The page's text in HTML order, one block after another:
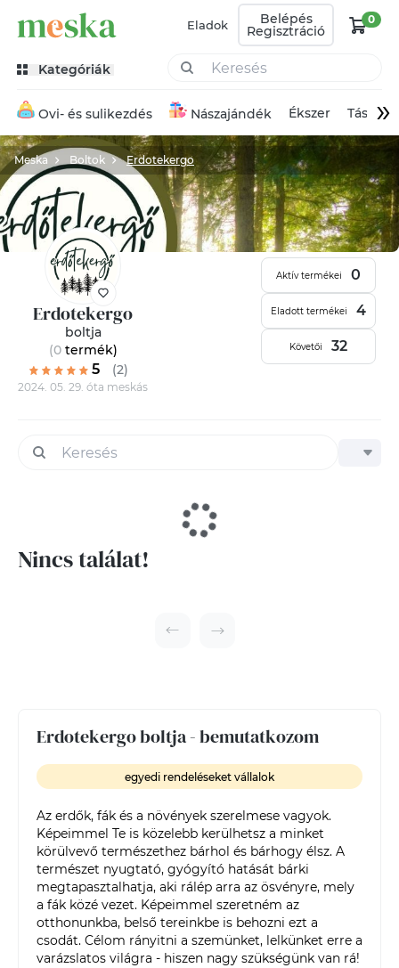
Eladok Belépés
Regisztráció
0
Kategóriák
Ovi- és sulikezdés Nászajándék Ékszer Táska»
Meska Boltok Erdotekergo
Erdotekergo
boltja
(0termék)
5 (2)
2024. 05. 29. óta meskás
Aktív termékei 0
Eladott termékei 4
Követői 32
Erdotekergo boltja - bemutatkozom
egyedi rendeléseket vállalok
Az erdők, fák és a növények szerelmese vagyok.
Képeimmel Te is közelebb kerülhetsz a minket
körülvevő természethez bárhol és bárhogy élsz. A
természet nyugtató, gyógyító hatását bárki
megtapasztalhatja, aki rálép arra az ösvényre, mely
a fák közé vezet. Képeimmel szeretném az
otthonunkba, belső tereinkbe is behozni ezt a
csodát. Célom rányitni a szemünket, lelkünket erre a
varázslatos világra - hiszen nagy szükségünk van rá!
Nincs találat!